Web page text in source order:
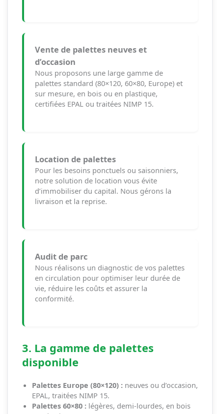
Vente de palettes neuves et
d’occasion
Nous proposons une large gamme de
palettes standard (80×120, 60×80, Europe) et
sur mesure, en bois ou en plastique,
certifiées EPAL ou traitées NIMP 15.
Location de palettes
Pour les besoins ponctuels ou saisonniers,
notre solution de location vous évite
d’immobiliser du capital. Nous gérons la
livraison et la reprise.
Audit de parc
Nous réalisons un diagnostic de vos palettes
en circulation pour optimiser leur durée de
vie, réduire les coûts et assurer la
conformité.
3. La gamme de palettes
disponible
Palettes Europe (80×120) :neuves ou d’occasion,
EPAL, traitées NIMP 15.
Palettes 60×80 :légères, demi-lourdes, en bois